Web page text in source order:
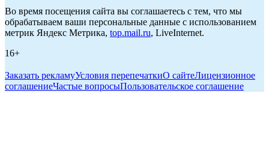
Во время посещения сайта вы соглашаетесь с тем, что мы
обрабатываем ваши персональные данные с использованием
метрик Яндекс Метрика, top.mail.ru, LiveInternet.
16+
Заказать рекламуУсловия перепечаткиО сайтеЛицензионное
соглашениеЧастые вопросыПользовательское соглашение